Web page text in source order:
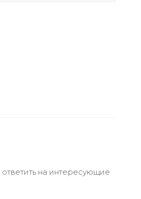
на интересующие